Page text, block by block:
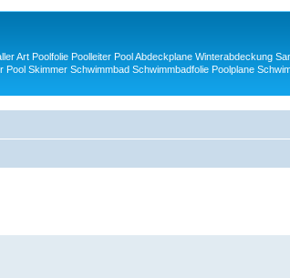
Art Poolfolie Poolleiter Pool Abdeckplane Winterabdeckung
Skimmer Schwimmbad Schwimmbadfolie Poolplane